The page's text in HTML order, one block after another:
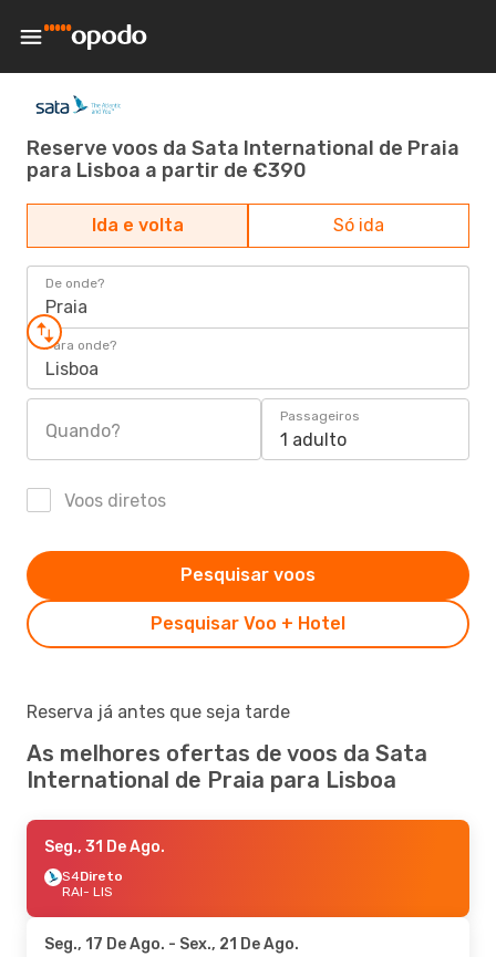
Reserve voos da Sata International de Praia
para Lisboa a partir de €390
Ida e volta Só ida
De onde?
Praia
Para onde?
Lisboa
Quando?
Passageiros
1 adulto
Voos diretos
Pesquisar Voo + Hotel
Pesquisar voos
Reserva já antes que seja tarde
As melhores ofertas de voos da Sata
International de Praia para Lisboa
Seg., 31 De Ago.
S4Direto
RAI- LIS
Seg., 17 De Ago. - Sex., 21 De Ago.